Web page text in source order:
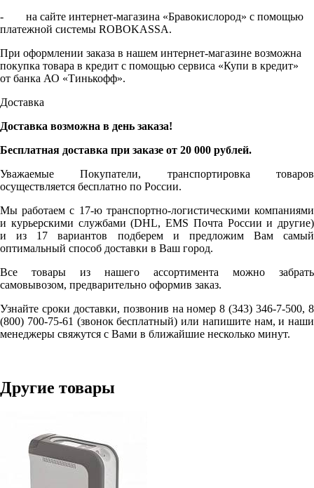
- на сайте интернет-магазина «Бравокислород» с помощью
платежной системы ROBOKASSA.
При оформлении заказа в нашем интернет-магазине возможна
покупка товара в кредит с помощью сервиса «Купи в кредит»
от банка АО «Тинькофф».
Доставка
Доставка возможна в день заказа!
Бесплатная доставка при заказе от 20 000 рублей.
Уважаемые Покупатели, транспортировка товаров
осуществляется бесплатно по России.
Мы работаем с 17-ю транспортно-логистическими компаниями
и курьерскими службами (DHL, EMS Почта России и другие)
и из 17 вариантов подберем и предложим Вам самый
оптимальный способ доставки в Ваш город.
Все товары из нашего ассортимента можно забрать
самовывозом, предварительно оформив заказ.
Узнайте сроки доставки, позвонив на номер 8 (343) 346-7-500, 8
(800) 700-75-61 (звонок бесплатный) или напишите нам, и наши
менеджеры свяжутся с Вами в ближайшие несколько минут.
Другие товары